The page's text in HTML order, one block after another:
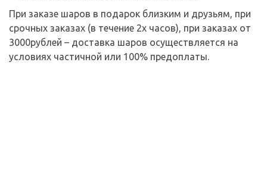
При заказе шаров в подарок близким и друзьям, при
срочных заказах (в течение 2х часов), при заказах от
3000рублей – доставка шаров осуществляется на
условиях частичной или 100% предоплаты.